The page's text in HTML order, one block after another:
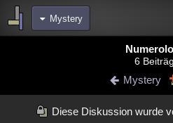
Mystery
Blogs
meine Rubriken
6
Mystery
Diese Diskussion wurde